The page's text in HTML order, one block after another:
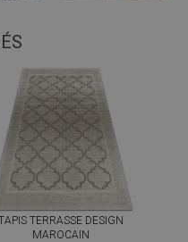
TERRASSE DESIGN
MAROCAIN